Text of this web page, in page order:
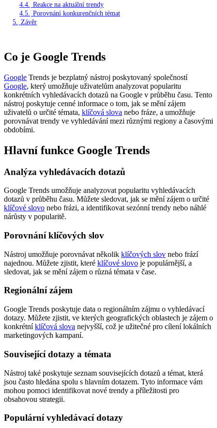
4.4.
Reakce na aktuální trendy
4.5.
Porovnání konkurenčních témat
5.
Závěr
Co je Google Trends
Google Trends je bezplatný nástroj poskytovaný společností
Google, který umožňuje uživatelům analyzovat popularitu
konkrétních vyhledávacích dotazů na Google v průběhu času. Tento
nástroj poskytuje cenné informace o tom, jak se mění zájem
uživatelů o určité témata, klíčová slova nebo fráze, a umožňuje
porovnávat trendy ve vyhledávání mezi různými regiony a časovými
obdobími.
Hlavní funkce Google Trends
Analýza vyhledávacích dotazů
Google Trends umožňuje analyzovat popularitu vyhledávacích
dotazů v průběhu času. Můžete sledovat, jak se mění zájem o určité
klíčové slovo nebo frázi, a identifikovat sezónní trendy nebo náhlé
nárůsty v popularitě.
Porovnání klíčových slov
Nástroj umožňuje porovnávat několik klíčových slov nebo frází
najednou. Můžete zjistit, které klíčové slovo je populárnější, a
sledovat, jak se mění zájem o různá témata v čase.
Regionální zájem
Google Trends poskytuje data o regionálním zájmu o vyhledávací
dotazy. Můžete zjistit, ve kterých geografických oblastech je zájem o
konkrétníklíčová slova nejvyšší, což je užitečné pro cílení lokálních
marketingových kampaní.
Související dotazy a témata
Nástroj také poskytuje seznam souvisejících dotazů a témat, která
jsou často hledána spolu s hlavním dotazem. Tyto informace vám
mohou pomoci identifikovat nové trendy a příležitosti pro
obsahovou strategii.
Populární vyhledávací dotazy